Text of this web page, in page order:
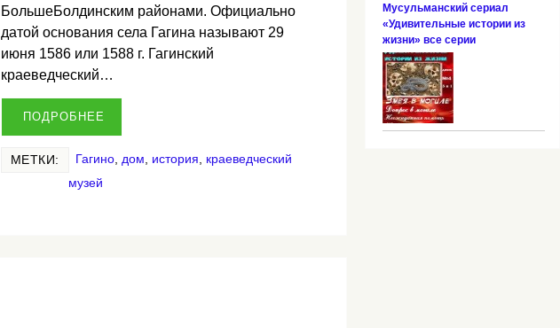
БольшеБолдинским районами. Официально
датой основания села Гагина называют 29
июня 1586 или 1588 г. Гагинский
краеведческий…
ПОДРОБНЕЕ
МЕТКИ: Гагино, дом история
краеведческий
музей
Мусульманский сериал
«Удивительные истории из
жизни» все серии